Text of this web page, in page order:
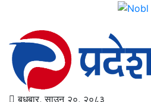
बुधबार, साउन २०, २०८३